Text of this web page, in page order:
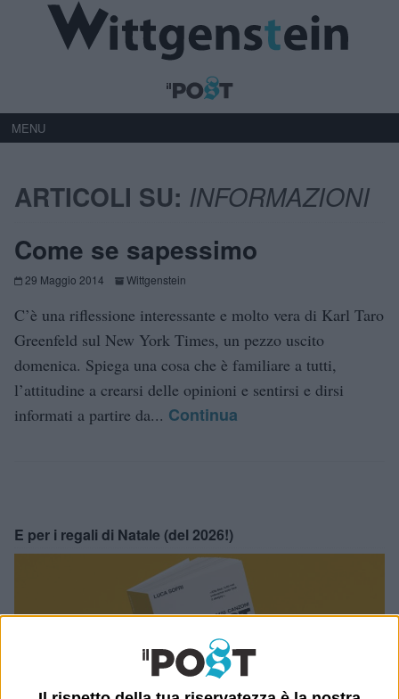
MENU
ARTICOLI SU: INFORMAZIONI
Come se sapessimo
29 Maggio 2014 Wittgenstein
C’è una riflessione interessante e molto vera di Karl Taro
Greenfeld sul New York Times, un pezzo uscito
domenica. Spiega una cosa che è familiare a tutti,
l’attitudine a crearsi delle opinioni e sentirsi e dirsi
informati a partire da... Continua
E per i regali di Natale (del 2026!)